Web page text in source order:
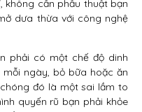
không cần phẫu thuật bạn
dưa thừa với công nghệ
phải có một chế độ dinh
ngày, bỏ bữa hoặc ăn
đó là một sai lầm to
quyến rũ bạn phải khỏe